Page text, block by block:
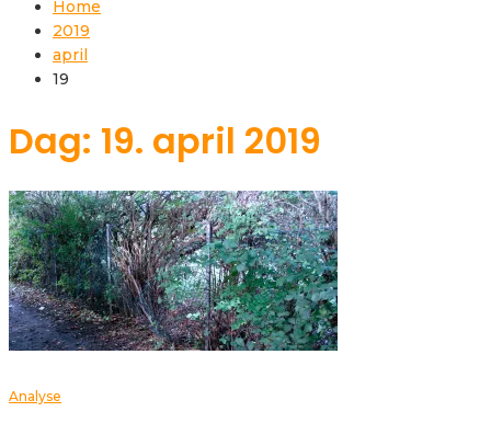
Home
2019
april
19
Dag: 19. april 2019
Analyse